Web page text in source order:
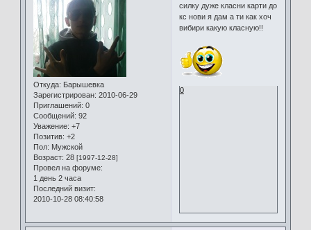
Откуда: Барышевка
Зарегистрирован: 2010-06-29
Приглашений: 0
Сообщений: 92
Уважение: +7
Позитив: +2
Пол: Мужской
Возраст: 28 [1997-12-28]
Провел на форуме:
1 день 2 часа
Последний визит:
2010-10-28 08:40:58
силку дуже класни карти до
кс нови я дам а ти как хоч
вибири какую класную!!
0